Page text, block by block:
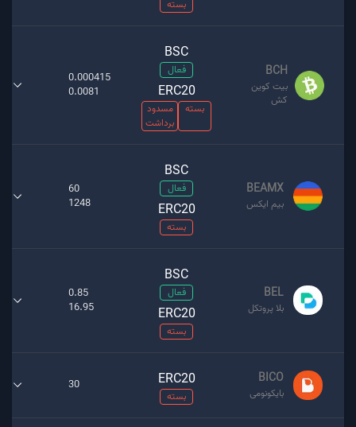
بسته
BCH
بیت کوین
کش
BSC
فعال
ERC20
بسته
مسدود
برداشت
0.000415
0.0081
BEAMX
بیم ایکس
BSC
فعال
ERC20
بسته
60
1248
BEL
بلا پروتکل
BSC
فعال
ERC20
بسته
0.85
16.95
BICO
بایکونومی
ERC20
بسته
30